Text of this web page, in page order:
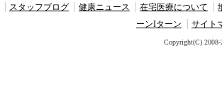
スタッフブログ 健康ニュース 在宅医療について
ーンIターン
サイト
Copyright(C) 2008-